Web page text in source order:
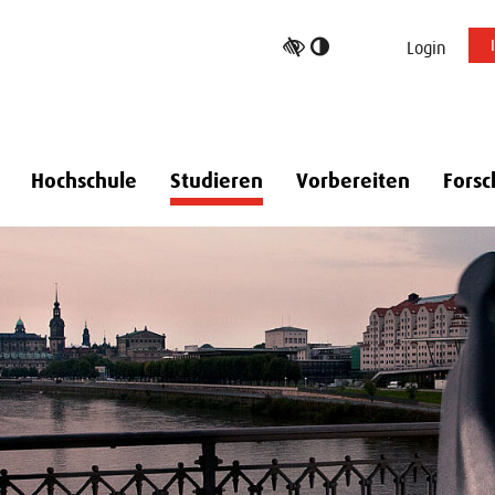
Login
Hochschule Studieren Vorbereiten